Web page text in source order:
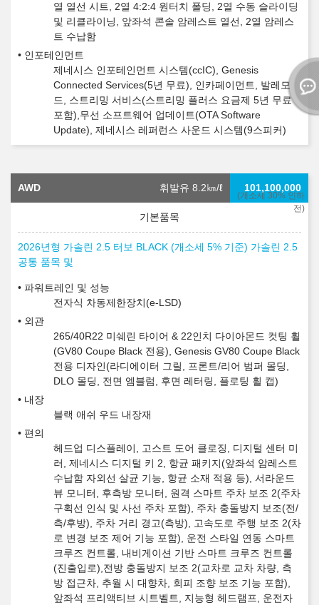
열 열선 시트, 2열 4:2:4 원터치 폴딩, 2열 수동 슬라이딩
및 리클라이닝, 앞좌석 콘솔 암레스트 열선, 2열 암레스
트 수납함
인포테인먼트
제네시스 인포테인먼트 시스템(ccIC), Genesis
Connected Services(5년 무료), 인카페이먼트, 발레모
드, 스트리밍 서비스(스트리밍 플러스 요금제 5년 무료
포함),무선 소프트웨어 업데이트(OTA Software
Update), 제네시스 레퍼런스 사운드 시스템(9스피커)
AWD 휘발유 8.2㎞/ℓ
(개소세 30% 인하
전)
101,100,000
2026년형 가솔린 2.5 터보 BLACK (개소세 5% 기준) 가솔린 2.5
공통 품목 및
파워트레인 및 성능
전자식 차동제한장치(e-LSD)
외관
265/40R22 미쉐린 타이어 & 22인치 다이아몬드 컷팅 휠
(GV80 Coupe Black 전용), Genesis GV80 Coupe Black
전용 디자인(라디에이터 그릴, 프론트/리어 범퍼 몰딩,
DLO 몰딩, 전면 엠블럼, 후면 레터링, 플로팅 휠 캡)
내장
블랙 애쉬 우드 내장재
편의
헤드업 디스플레이, 고스트 도어 클로징, 디지털 센터 미
러, 제네시스 디지털 키 2, 항균 패키지(앞좌석 암레스트
수납함 자외선 살균 기능, 항균 소재 적용 등), 서라운드
뷰 모니터, 후측방 모니터, 원격 스마트 주차 보조 2(주차
구획선 인식 및 사선 주차 포함), 주차 충돌방지 보조(전/
측/후방), 주차 거리 경고(측방), 고속도로 주행 보조 2(차
로 변경 보조 제어 기능 포함), 운전 스타일 연동 스마트
크루즈 컨트롤, 내비게이션 기반 스마트 크루즈 컨트롤
(진출입로),전방 충돌방지 보조 2(교차로 교차 차량, 측
방 접근차, 추월 시 대향차, 회피 조향 보조 기능 포함),
앞좌석 프리액티브 시트벨트, 지능형 헤드램프, 운전자